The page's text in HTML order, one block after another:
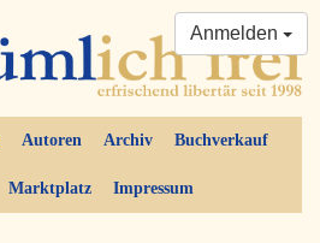
Autoren Archiv Buchverkauf
Marktplatz Impressum
Anmelden